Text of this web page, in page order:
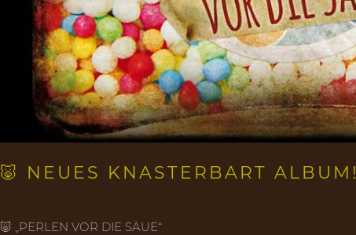
🐷 NEUES KNASTERBART ALBUM!
🐷 „PERLEN VOR DIE SÄUE“